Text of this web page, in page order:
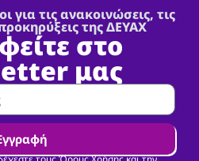
για τις ανακοινώσεις, τις
της ΔΕΥΑΧ
στο
μας